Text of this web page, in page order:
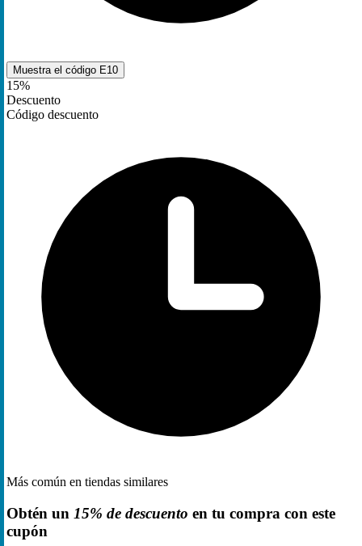
Muestra el código E10
15%
Descuento
Código descuento
Más común en tiendas similares
Obtén un 15% de descuento en tu compra con este
cupón